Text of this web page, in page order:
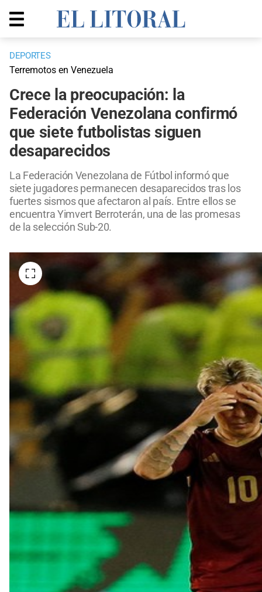
DEPORTES
Terremotos en Venezuela
Crece la preocupación: la
Federación Venezolana confirmó
que siete futbolistas siguen
desaparecidos
La Federación Venezolana de Fútbol informó que
siete jugadores permanecen desaparecidos tras los
fuertes sismos que afectaron al país. Entre ellos se
encuentra Yimvert Berroterán, una de las promesas
de la selección Sub-20.